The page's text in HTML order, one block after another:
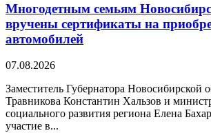
Многодетным семьям
вручены сертификаты на
автомобилей
07.08.2026
Заместитель Губернатора Новосибирской
Травникова Константин Хальзов и
социального развития региона Елена
участие в...